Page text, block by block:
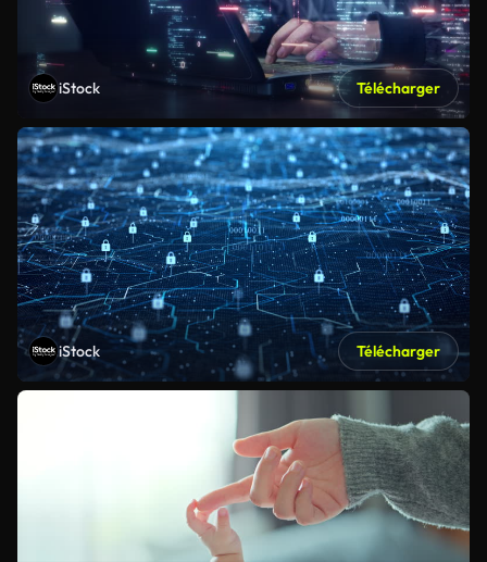
iStock Télécharger
iStock Télécharger